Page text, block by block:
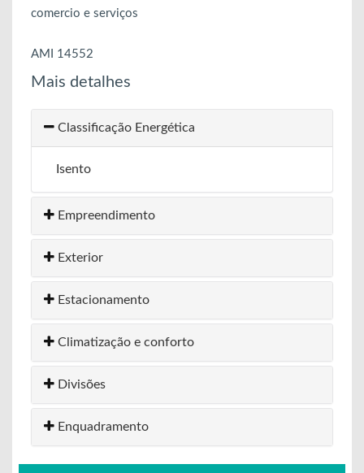
comercio e serviços
AMI 14552
Mais detalhes
Classificação Energética
Isento
Empreendimento
Exterior
Estacionamento
Climatização e conforto
Divisões
Enquadramento